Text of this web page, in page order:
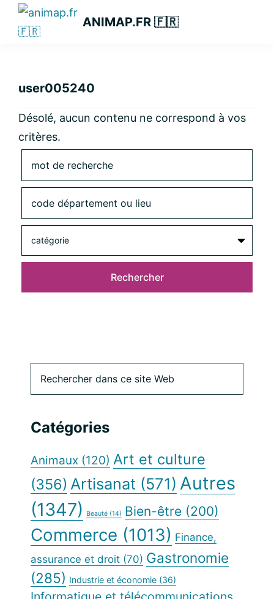
Passer
principale
Passer
Passer
latérale
ANIMAP.FR 🇫🇷
user005240
Désolé, aucun contenu ne correspond à vos
critères.
Barre
latérale
principale
dans
Web
Catégories
Animaux (120) Art et culture
(356) Artisanat (571) Autres
(1347)
Beauté (14) Bien-être (200)
Commerce (1013) Finance,
assurance et droit (70) Gastronomie
(285) Industrie et économie (36)